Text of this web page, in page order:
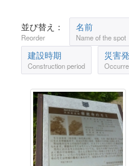
並び替え：
Reorder
名前
Name of the spot
建設時期
Construction period
災害